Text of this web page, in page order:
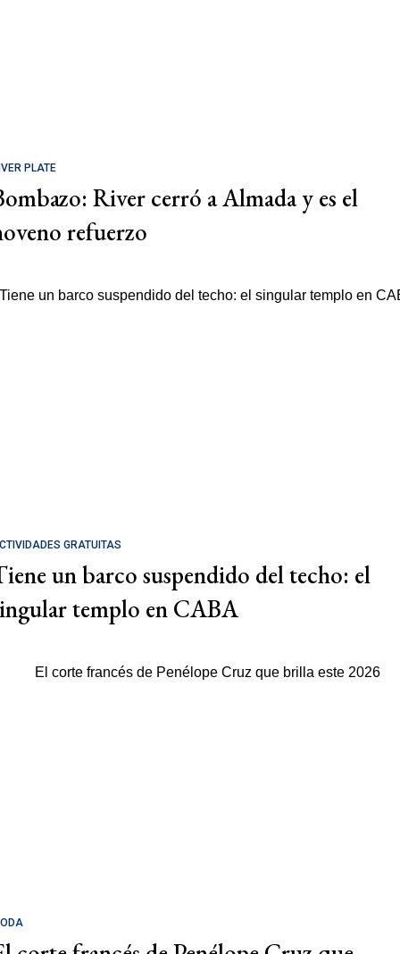
PLATE
River cerró a Almada y es el
refuerzo
GRATUITAS
un barco suspendido del techo: el
templo en CABA